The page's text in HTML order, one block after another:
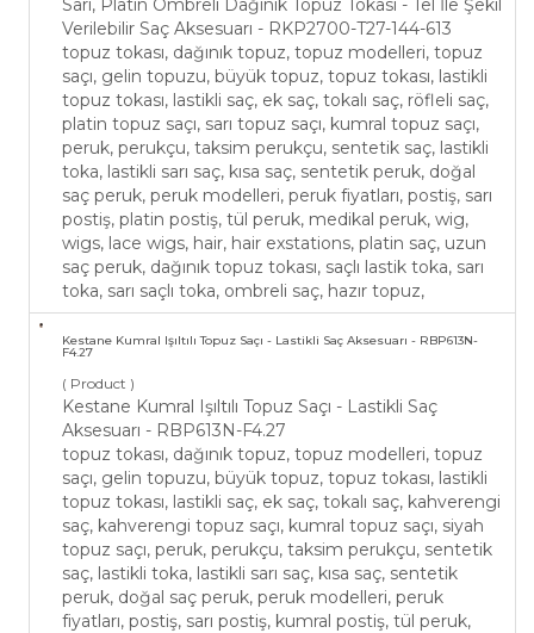
Sarı, Platin Ombreli Dağınık Topuz Tokası - Tel İle Şekil
Verilebilir Saç Aksesuarı - RKP2700-T27-144-613
topuz tokası, dağınık topuz, topuz modelleri, topuz
saçı, gelin topuzu, büyük topuz, topuz tokası, lastikli
topuz tokası, lastikli saç, ek saç, tokalı saç, röfleli saç,
platin topuz saçı, sarı topuz saçı, kumral topuz saçı,
peruk, perukçu, taksim perukçu, sentetik saç, lastikli
toka, lastikli sarı saç, kısa saç, sentetik peruk, doğal
saç peruk, peruk modelleri, peruk fiyatları, postiş, sarı
postiş, platin postiş, tül peruk, medikal peruk, wig,
wigs, lace wigs, hair, hair exstations, platin saç, uzun
saç peruk, dağınık topuz tokası, saçlı lastik toka, sarı
toka, sarı saçlı toka, ombreli saç, hazır topuz,
Kestane Kumral Işıltılı Topuz Saçı - Lastikli Saç Aksesuarı - RBP613N-
F4.27
( Product )
Kestane Kumral Işıltılı Topuz Saçı - Lastikli Saç
Aksesuarı - RBP613N-F4.27
topuz tokası, dağınık topuz, topuz modelleri, topuz
saçı, gelin topuzu, büyük topuz, topuz tokası, lastikli
topuz tokası, lastikli saç, ek saç, tokalı saç, kahverengi
saç, kahverengi topuz saçı, kumral topuz saçı, siyah
topuz saçı, peruk, perukçu, taksim perukçu, sentetik
saç, lastikli toka, lastikli sarı saç, kısa saç, sentetik
peruk, doğal saç peruk, peruk modelleri, peruk
fiyatları, postiş, sarı postiş, kumral postiş, tül peruk,